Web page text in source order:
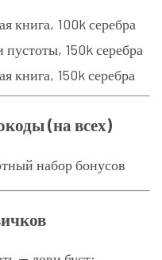
книга, 100k серебра
150k серебра
книга, 150k серебра
(на всех)
набор бонусов